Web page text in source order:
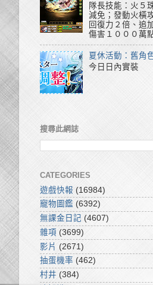
隊長技能：火５
減免；發動火橫
回復力２倍、追
傷害１０００萬
夏休活動：舊角
今日日內實裝
搜尋此網誌
CATEGORIES
遊戲快報 (16984)
寵物圖鑑 (6392)
無課金日記 (4607)
雜項 (3699)
影片 (2671)
抽蛋機率 (462)
村井 (384)